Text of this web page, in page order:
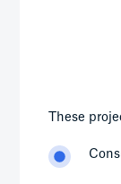
These